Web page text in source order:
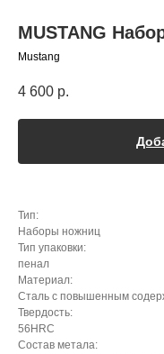
MUSTANG
Mustang
4 600 р.
Тип:
Наборы ножниц
Тип упаковки:
пенал
Материал:
Сталь с повышенным
Твердость:
56HRC
Состав метала: